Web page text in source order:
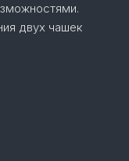
двух чашек